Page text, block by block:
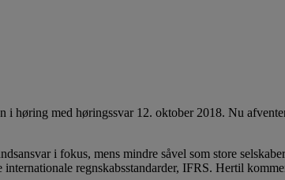
i høring med høringssvar 12. oktober 2018. Nu
i fokus, mens mindre såvel som store
regnskabsstandarder, IFRS. Hertil